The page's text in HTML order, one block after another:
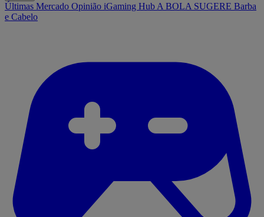
Últimas Mercado Opinião iGaming Hub A BOLA SUGERE Barba
e Cabelo